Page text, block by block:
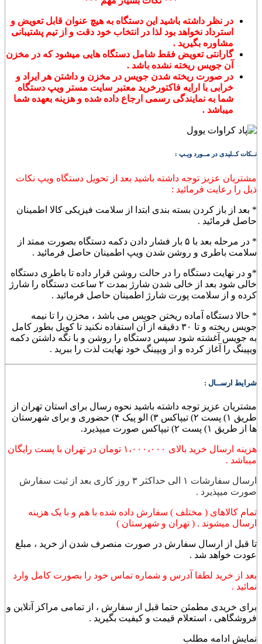
در نظر داشته باشید این دستگاه به هیچ عنوان قابل تعویض و
استرداد نخواهد بود لذا در انتخاب خود دقت و از تیم پشتیبانی
مشاوره بگیرید .
گارانتی تعویض فقط شامل دستگاه هایی میشود که در مخزن
آن جویس ریخته نشده باشد .
در صورت ریخته شدن جویس در مخزن و داشتن هر ایراد و
خرابی با ارایه فاکتورخرید معتبر سایت مستر ویپ دستگاه
شما به نمایندگی رسمی ارجاع داده شده و هزینه بعهده شما
میباشد .
نــکات کــلیدی در مــورد ویـپ :
مشتریان عزیز توجه داشته باشید بعد از تحویل دستگاه ویپ نکات
ذیل را رعایت فرمائید :
* بعد از باز کردن بسته بندی ابتدا از سلامت فیزیکی کالا اطمینان
حاصل فرمائید .
* در مرحله بعد با ۵ بار فشار دادن دکمه دستگاه بصورت ممتد از
سلامت باطری و روشن شدن ویپ اطمینان حاصل فرمائید .
*و در نهایت دستگاه را در حالت روشن قرار داده تا باطری دستگاه
خالی شود بعد از خالی شدن شارژ بمدت ۲ ساعت دستگاه را شارژ
کرده و از سلامت پورت شارژ اطمینان حاصل فرمائید .
* حالا دستگاه آماده ریختن جویس می باشد ، مخزن را تا نیمه
جویس ریخته و تا ۳۰ دقیقه از آن استفاده نکنید تا کویل بطور کامل
به جویس آغشته شود سپس دستگاه را روشن و با نگه داشتن دکمه
ویپینگ را آغاز کرده و از ویپینگ خود نهایت لذت را ببرید .
شرایط ارســال :
مشتریان عزیز توجه داشته باشید نحوه رسال برای استان تهران از
طریق ۱) پست ۲) تیپاکس ۳) الو پیک ۴) حضوری و برای شهرستان
ها از طریق ۱) پست ۲) تیپاکس صورت میپذیرد.
هزینه ارسال خرید بالای ۱،۰۰۰،۰۰۰ تومان در تهران با پست رایگان
میباشد .
ارسال سفارشات ۱ الی حداکثر ۳ روز کاری بعد از ثبت سفارش
صورت میپذیرد .
تمام کالاهای ( مختلف ) سفارش داده شده با هم و با یک هزینه
ارسال میشوند . ( تهران و شهرستان )
تا قبل از ارسال سفارش در صورت منصرف شدن از خرید ، مبلغ
عودت خواهد شد .
بعد از خرید لطفا آدرس و شماره تماس خود را بصورت کامل وارد
نمائید .
برای خریدی مطمئن حتما قبل از سفارش ، از تمامی مراکز آنلاین و
فروشگاهی ، استعلام قیمت و کیفیت بگیرید .
نمایش ادامه مطلب